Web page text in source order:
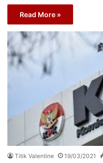
Read More »
Titik Valentine 19/03/2021